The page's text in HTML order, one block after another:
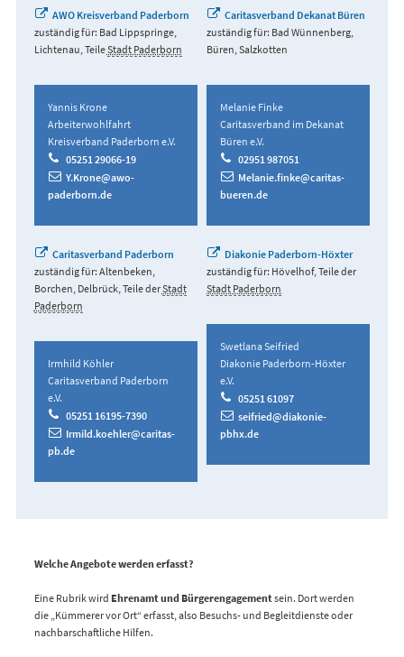
AWO Kreisverband Paderborn
zuständig für: Bad Lippspringe,
Lichtenau, TeileStadt Paderborn
Yannis Krone
Arbeiterwohlfahrt
Kreisverband Paderborn e.V.
05251 29066-19
Y.Krone@awo-
paderborn.de
Caritasverband Dekanat Büren
zuständig für: Bad Wünnenberg,
Büren, Salzkotten
Melanie Finke
Caritasverband im Dekanat
Büren e.V.
02951 987051
Melanie.finke@caritas-
bueren.de
Caritasverband Paderborn
zuständig für: Altenbeken,
Borchen, Delbrück, Teile derStadt
Paderborn
Irmhild Köhler
Caritasverband Paderborn
e.V.
05251 16195-7390
Irmild.koehler@caritas-
pb.de
Diakonie Paderborn-Höxter
zuständig für: Hövelhof, Teile der
Stadt Paderborn
Swetlana Seifried
Diakonie Paderborn-Höxter
e.V.
05251 61097
seifried@diakonie-
pbhx.de
Welche Angebote werden erfasst?
Eine Rubrik wird Ehrenamt und Bürgerengagementsein. Dort werden
die „Kümmerer vor Ort“ erfasst, also Besuchs- und Begleitdienste oder
nachbarschaftliche Hilfen.